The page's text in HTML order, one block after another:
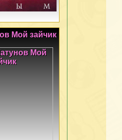
Мой зайчик